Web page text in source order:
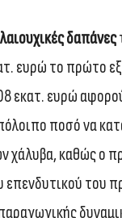
δαπάνες
ευρώ το πρώτο
εκατ. ευρώ
ποσό να
χάλυβα, καθώς ο
επενδυτικού του